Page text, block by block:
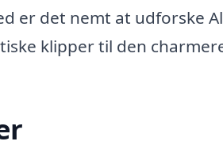
er det nemt at udforske
klipper til den